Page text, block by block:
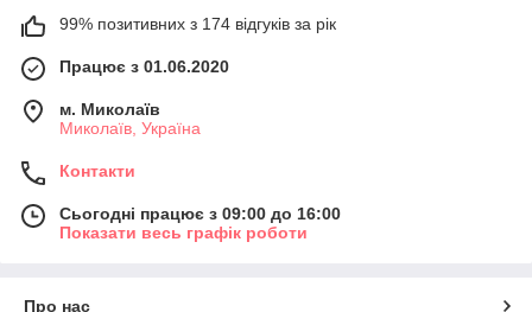
99% позитивних з 174 відгуків за рік
Працює з 01.06.2020
м. Миколаїв
Миколаїв, Україна
Контакти
Сьогодні працює з 09:00 до 16:00
Показати весь графік роботи
Про нас